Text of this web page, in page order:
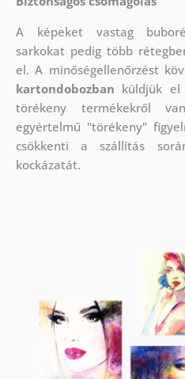
A képeket vastag
sarkokat pedig több
el. A minőségellenőrzést
kartondobozban küldjük el
törékeny termékekről
egyértelmű "törékeny"
csökkenti a szállítás
kockázatát.